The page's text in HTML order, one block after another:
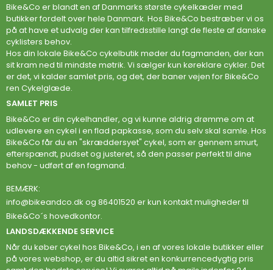
Bike&Co er blandt en af Danmarks største cykelkæder med
butikker fordelt over hele Danmark. Hos Bike&Co bestræber vi os
på at have et udvalg der kan tilfredsstille langt de fleste af danske
cyklisters behov.
Hos din lokale Bike&Co cykelbutik møder du fagmanden, der kan
sit kram ned til mindste møtrik. Vi sælger kun køreklare cykler. Det
er det, vi kalder samlet pris, og det, der baner vejen for Bike&Co
ren Cykelglæde.
SAMLET PRIS
Bike&Co er din cykelhandler, og vi kunne aldrig drømme om at
udlevere en cykel i en flad papkasse, som du selv skal samle. Hos
Bike&Co får du en "skræddersyet" cykel, som er gennem smurt,
efterspændt, pudset og justeret, så den passer perfekt til dine
behov - udført af en fagmand.
BEMÆRK:
info@bikeandco.dk og 86401520 er kun kontakt muligheder til
Bike&Co´s hovedkontor.
LANDSDÆKKENDE SERVICE
Når du køber cykel hos Bike&Co, i en af vores lokale butikker eller
på vores webshop, er du altid sikret en konkurrencedygtig pris